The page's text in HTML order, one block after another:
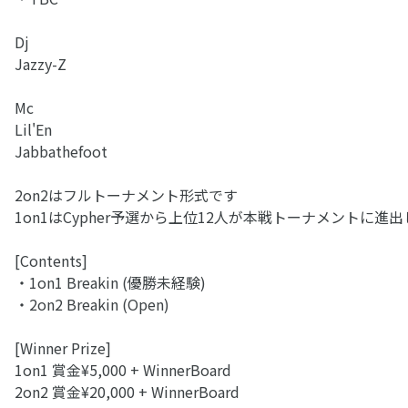
Dj
Jazzy-Z
Mc
Lil'En
Jabbathefoot
2on2はフルトーナメント形式です
1on1はCypher予選から上位12人が本戦トーナメントに進出
[Contents]
・1on1 Breakin (優勝未経験)
・2on2 Breakin (Open)
[Winner Prize]
1on1 賞金¥5,000 + WinnerBoard
2on2 賞金¥20,000 + WinnerBoard